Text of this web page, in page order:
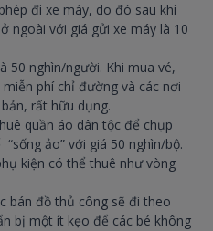
đi xe máy, do đó sau khi
ngoài với giá gửi xe máy là 10
50 nghìn/người. Khi mua vé,
phí chỉ đường và các nơi
rất hữu dụng.
quần áo dân tộc để chụp
ảo” với giá 50 nghìn/bộ.
kiện có thể thuê như vòng
bán đồ thủ công sẽ đi theo
bị một ít kẹo để các bé không